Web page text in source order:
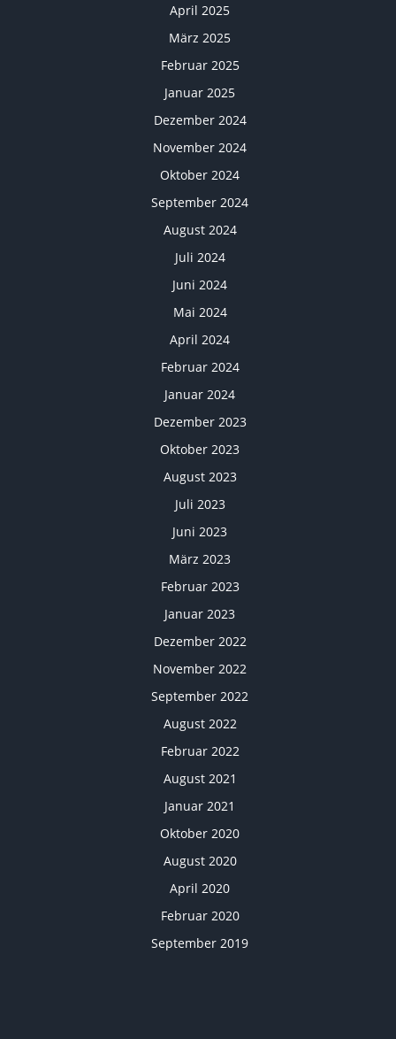
April 2025
März 2025
Februar 2025
Januar 2025
Dezember 2024
November 2024
Oktober 2024
September 2024
August 2024
Juli 2024
Juni 2024
Mai 2024
April 2024
Februar 2024
Januar 2024
Dezember 2023
Oktober 2023
August 2023
Juli 2023
Juni 2023
März 2023
Februar 2023
Januar 2023
Dezember 2022
November 2022
September 2022
August 2022
Februar 2022
August 2021
Januar 2021
Oktober 2020
August 2020
April 2020
Februar 2020
September 2019